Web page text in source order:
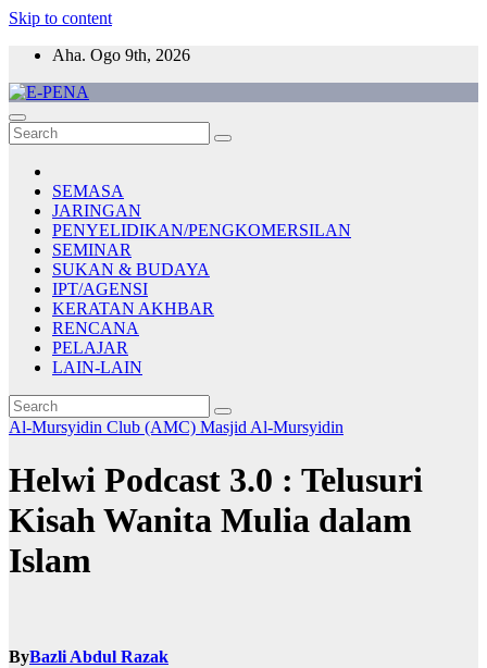
Skip to content
Aha. Ogo 9th, 2026
E-PENA
Berita Digital Terkini
SEMASA
JARINGAN
PENYELIDIKAN/PENGKOMERSILAN
SEMINAR
SUKAN & BUDAYA
IPT/AGENSI
KERATAN AKHBAR
RENCANA
PELAJAR
LAIN-LAIN
Al-Mursyidin Club (AMC) Masjid Al-Mursyidin
Helwi Podcast 3.0 : Telusuri
Kisah Wanita Mulia dalam
Islam
ByBazli Abdul Razak